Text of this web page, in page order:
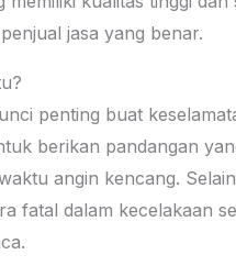
jasa yang benar.
penting buat
berikan pandangan
angin kencang.
fatal dalam kecelakaan